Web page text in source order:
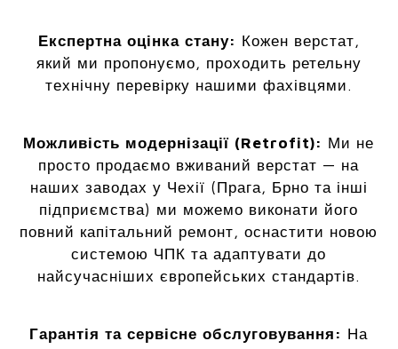
Експертна оцінка стану: Кожен верстат,
який ми пропонуємо, проходить ретельну
технічну перевірку нашими фахівцями.
Можливість модернізації (Retrofit): Ми не
просто продаємо вживаний верстат — на
наших заводах у Чехії (Прага, Брно та інші
підприємства) ми можемо виконати його
повний капітальний ремонт, оснастити новою
системою ЧПК та адаптувати до
найсучасніших європейських стандартів.
Гарантія та сервісне обслуговування: На